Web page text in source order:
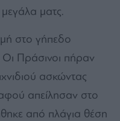
ματς.
στο γήπεδο
Πράσινοι πήραν
ασκώντας
απείλησαν στο
από πλάγια θέση